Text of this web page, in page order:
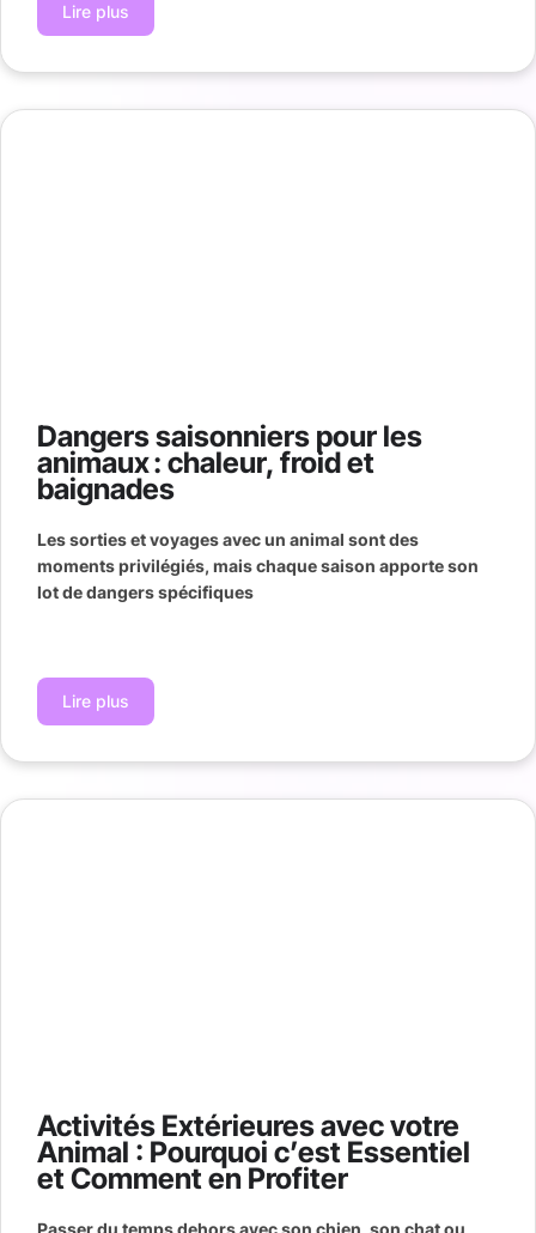
Lire plus
Dangers saisonniers pour les
animaux : chaleur, froid et
baignades
Les sorties et voyages avec un animal sont des
moments privilégiés, mais chaque saison apporte son
lot de dangers spécifiques
Lire plus
Activités Extérieures avec votre
Animal : Pourquoi c’est Essentiel
et Comment en Profiter